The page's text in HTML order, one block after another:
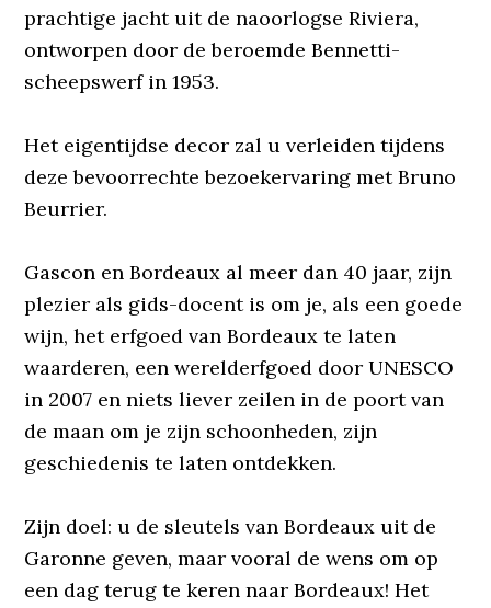
prachtige jacht uit de naoorlogse Riviera,
ontworpen door de beroemde Bennetti-
scheepswerf in 1953.
Het eigentijdse decor zal u verleiden tijdens
deze bevoorrechte bezoekervaring met Bruno
Beurrier.
Gascon en Bordeaux al meer dan 40 jaar, zijn
plezier als gids-docent is om je, als een goede
wijn, het erfgoed van Bordeaux te laten
waarderen, een werelderfgoed door UNESCO
in 2007 en niets liever zeilen in de poort van
de maan om je zijn schoonheden, zijn
geschiedenis te laten ontdekken.
Zijn doel: u de sleutels van Bordeaux uit de
Garonne geven, maar vooral de wens om op
een dag terug te keren naar Bordeaux! Het